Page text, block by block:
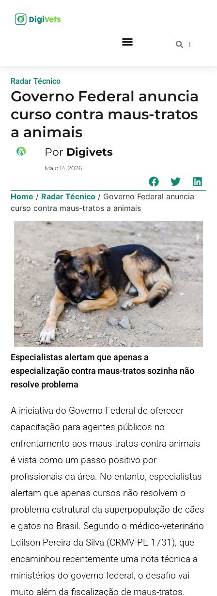
Radar Técnico
Governo Federal anuncia
curso contra maus-tratos
a animais
Por Digivets
Maio 14, 2026
Home / Radar Técnico / Governo Federal anuncia
curso contra maus-tratos a animais
Especialistas alertam que apenas a
especialização contra maus-tratos sozinha não
resolve problema
A iniciativa do Governo Federal de oferecer
capacitação para agentes públicos no
enfrentamento aos maus-tratos contra animais
é vista como um passo positivo por
profissionais da área. No entanto, especialistas
alertam que apenas cursos não resolvem o
problema estrutural da superpopulação de cães
e gatos no Brasil. Segundo o médico-veterinário
Edilson Pereira da Silva (CRMV-PE 1731), que
encaminhou recentemente uma nota técnica a
ministérios do governo federal, o desafio vai
muito além da fiscalização de maus-tratos.